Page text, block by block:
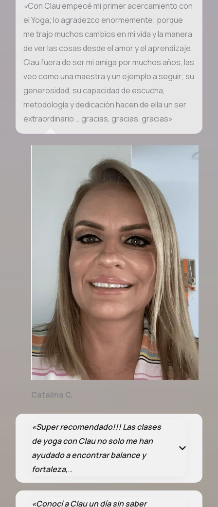
«Con Clau empecé mi primer acercamiento con
el Yoga; lo agradezco enormemente; porque
me trajo muchos cambios en mi vida y la manera
de ver las cosas desde el amor y el aprendizaje.
Clau fuera de ser mi amiga por muchos años, las
veo como una maestra y un ejemplo a seguir; su
generosidad, su capacidad de escucha,
metodología y dedicación hacen de ella un ser
extraordinario … gracias, gracias, gracias»
Catalina C.
«Super recomendado!!! Las clases
de yoga con Clau no solo me han
ayudado a encontrar balance y
fortaleza,…
«Conocí a Clau un día sin saber